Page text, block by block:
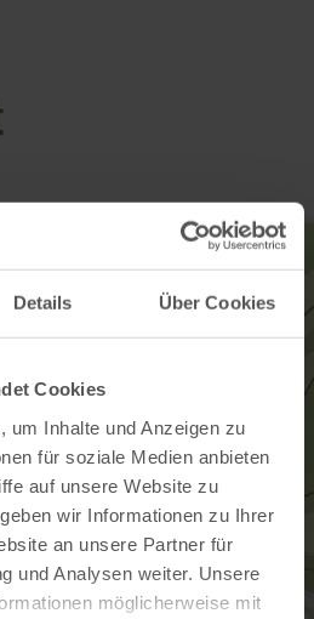
Details Über Cookies
Cookies
um Inhalte und Anzeigen zu
für soziale Medien anbieten
auf unsere Website zu
wir Informationen zu Ihrer
an unsere Partner für
und Analysen weiter. Unsere
möglicherweise mit